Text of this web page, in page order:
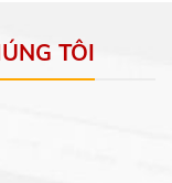
TÔI